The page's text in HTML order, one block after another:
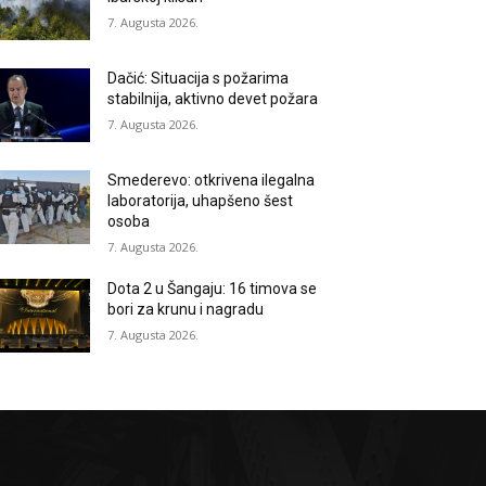
7. Augusta 2026.
Dačić: Situacija s požarima
stabilnija, aktivno devet požara
7. Augusta 2026.
Smederevo: otkrivena ilegalna
laboratorija, uhapšeno šest
osoba
7. Augusta 2026.
Dota 2 u Šangaju: 16 timova se
bori za krunu i nagradu
7. Augusta 2026.